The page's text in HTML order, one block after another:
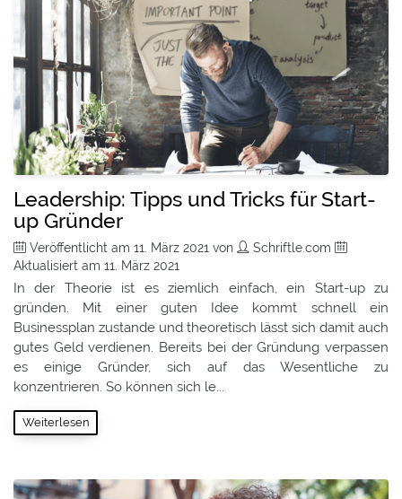
Leadership: Tipps und Tricks für Start-
up Gründer
Veröffentlicht am 11. März 2021 von
Schriftle.com
Aktualisiert am 11. März 2021
In der Theorie ist es ziemlich einfach, ein Start-up zu
gründen. Mit einer guten Idee kommt schnell ein
Businessplan zustande und theoretisch lässt sich damit auch
gutes Geld verdienen. Bereits bei der Gründung verpassen
es einige Gründer, sich auf das Wesentliche zu
konzentrieren. So können sich le...
Weiterlesen